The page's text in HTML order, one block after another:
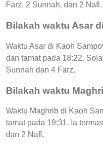
Farz, 2 Sunnah, dan 2 Nafl.
Bilakah waktu Asar
Waktu Asar di Kaoh
dan tamat pada 18:22.
Sunnah dan 4 Farz.
Bilakah waktu
Waktu Maghrib di Kaoh
tamat pada 19:31. Ia
dan 2 Nafl.